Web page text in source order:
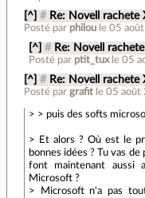
[^] # Re: Novell rachete
Posté par philou le 05
[^] # Re: Novell
Posté par ptit_tux le 05
[^] # Re: Novell rachete
Posté par grafit le 05
> > puis des softs
> Et alors ? Où est le
bonnes idées ? Tu vas
font maintenant aussi
Microsoft ?
> Microsoft n'a pas